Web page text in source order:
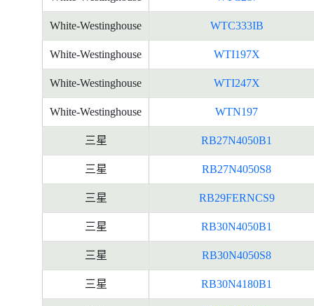
White-Westinghouse WTC333IB
White-Westinghouse WTI197X
White-Westinghouse WTI247X
White-Westinghouse WTN197
三星 RB27N4050B1
三星 RB27N4050S8
三星 RB29FERNCS9
三星 RB30N4050B1
三星 RB30N4050S8
三星 RB30N4180B1